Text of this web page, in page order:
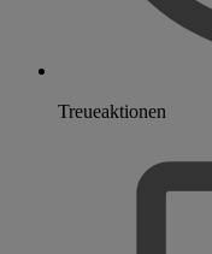
Treueaktionen